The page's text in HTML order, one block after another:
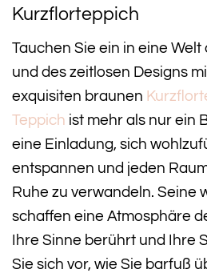
Kurzflorteppich
Tauchen Sie ein in eine
und des zeitlosen Designs
exquisiten braunen
Teppich ist mehr als nur ein
eine Einladung, sich
entspannen und jeden
Ruhe zu verwandeln. Seine
schaffen eine Atmosphäre
Ihre Sinne berührt und Ihre
Sie sich vor, wie Sie barfuß